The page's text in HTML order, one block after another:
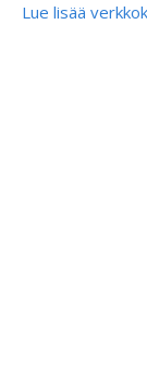
Lue lisää